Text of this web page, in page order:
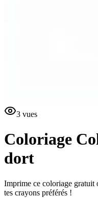
3 vues
Coloriage
dort
Imprime ce coloriage gratuit
tes crayons préférés !